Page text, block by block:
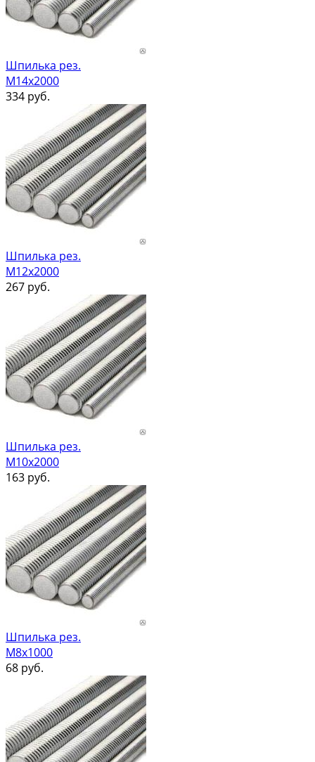
Шпилька рез.
М14х2000
334 руб.
Шпилька рез.
М12х2000
267 руб.
Шпилька рез.
М10х2000
163 руб.
Шпилька рез.
М8х1000
68 руб.